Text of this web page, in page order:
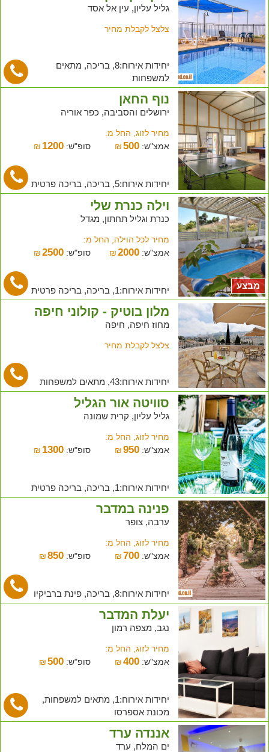
גליל עליון, עין אל אסד
צלצל לקבלת מחיר
יחידות אירוח:8, בריכה, מתאים
למשפחות
נוף החאן
ירושלים והסביבה, כפר אוריה
מחיר לזוג, החל מ:
אמצ"ש:
₪500 סופ"ש: ₪ 1200
יחידות אירוח:5, בריכה, בריכה פרטית
מבצע
וילה כנרת שלי
כנרת וגליל תחתון, מגדל
מחיר לכל הוילה, החל מ:
אמצ"ש:
₪2000 סופ"ש: ₪ 2500
יחידות אירוח:1, בריכה, בריכה פרטית
מלון בוטיק - קולוני חיפה
מחוז חיפה, חיפה
צלצל לקבלת מחיר
יחידות אירוח:43, מתאים למשפחות
סוויטה אור הגליל
גליל עליון, קרית שמונה
מחיר לזוג, החל מ:
אמצ"ש:
₪950 סופ"ש: ₪ 1300
יחידות אירוח:1, בריכה, בריכה פרטית
פנינה במדבר
ערבה, צופר
מחיר לזוג, החל מ:
אמצ"ש:
₪700 סופ"ש: ₪ 850
יחידות אירוח:8, בריכה, פינת ברביקיו
יעלת המדבר
נגב, מצפה רמון
מחיר לזוג, החל מ:
אמצ"ש:
₪400 סופ"ש: ₪ 500
יחידות אירוח:1, מתאים למשפחות,
מכונת אספרסו
אננדה ערד
ים המלח, ערד